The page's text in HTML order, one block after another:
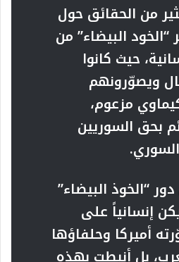
من الحقائق حول
البيضاء” من
حيث كانوا
ويصوّرونهم
مزعوم،
بحق السوريين
“الخوذ البيضاء”
إنسانياً على
أميركا وحلفاؤها